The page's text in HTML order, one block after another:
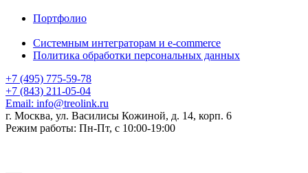
Портфолио
Системным интеграторам и e-commerce
Политика обработки персональных данных
+7 (495) 775-59-78
+7 (843) 211-05-04
Email: info@treolink.ru
г. Москва, ул. Василисы Кожиной, д. 14, корп. 6
Режим работы: Пн-Пт, с 10:00-19:00